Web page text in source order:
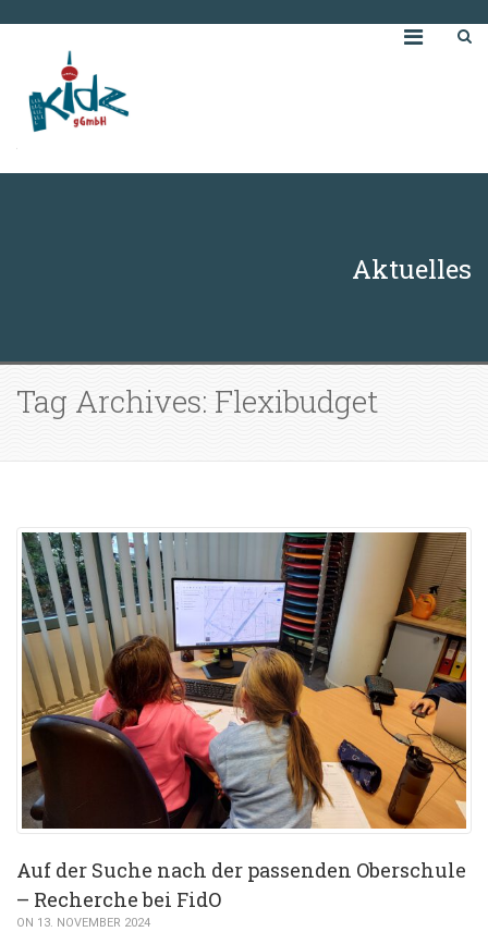
Aktuelles
Tag Archives: Flexibudget
Auf der Suche nach der passenden Oberschule
– Recherche bei FidO
ON 13. NOVEMBER 2024